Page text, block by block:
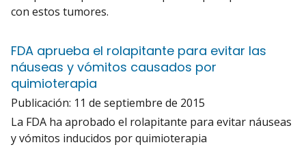
con estos tumores.
FDA aprueba el rolapitante para evitar las
náuseas y vómitos causados por
quimioterapia
Publicación: 11 de septiembre de 2015
La FDA ha aprobado el rolapitante para evitar náuseas
y vómitos inducidos por quimioterapia